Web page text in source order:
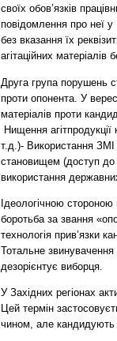
своїх обов’язків
повідомлення про неї
без вказання їх
агітаційних матеріалів
Друга група порушень
проти опонента. У
матеріалів проти
Нищення
т.д.)- Використання ЗМІ
становищем (доступ до
використання
Ідеологічною
боротьба за звання
технологія прив’язки
Тотальне звинувачення
дезорієнтує виборця.
У Західних регіонах
Цей термін
чином, але кандидують